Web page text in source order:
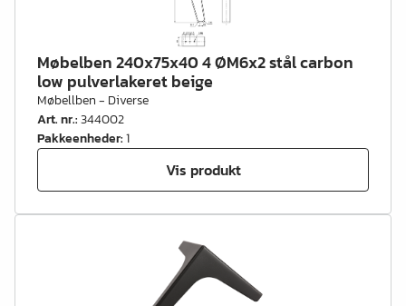
Møbelben 240x75x40 4 ØM6x2 stål carbon
low pulverlakeret beige
Møbellben - Diverse
Art. nr.:344002
Pakkeenheder:1
Vis produkt